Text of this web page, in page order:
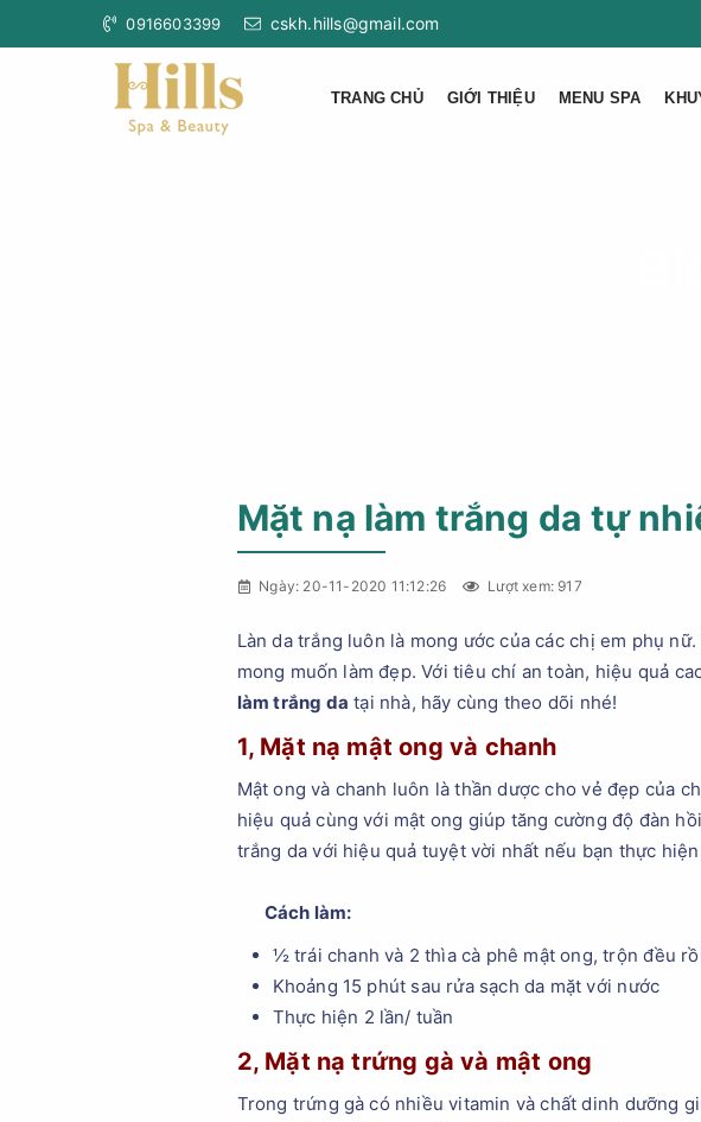
0916603399 cskh.hills@gmail.com
TRANG CHỦ GIỚI THIỆU MENU SPA
Mặt nạ làm trắng da tự
Ngày: 20-11-2020 11:12:26 Lượt xem: 917
Làn da trắng luôn là mong ước của các chị em phụ
mong muốn làm đẹp. Với tiêu chí an toàn, hiệu quả
làm trắng da tại nhà, hãy cùng theo dõi nhé!
1, Mặt nạ mật ong và chanh
Mật ong và chanh luôn là thần dược cho vẻ đẹp của
hiệu quả cùng với mật ong giúp tăng cường độ đàn
trắng da với hiệu quả tuyệt vời nhất nếu bạn thực
Cách làm:
½ trái chanh và 2 thìa cà phê mật ong, trộn đều
Khoảng 15 phút sau rửa sạch da mặt với nước
Thực hiện 2 lần/ tuần
2, Mặt nạ trứng gà và mật ong
Trong trứng gà có nhiều vitamin và chất dinh dưỡng